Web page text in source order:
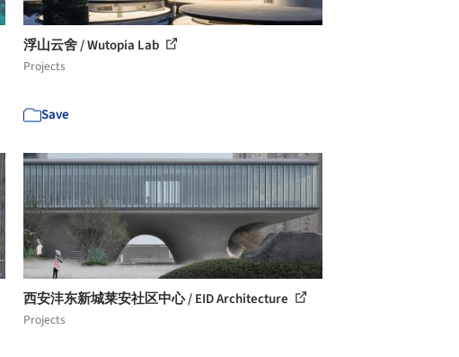
浮山云舍 / Wutopia Lab
Projects
Save
西安沣东新城莱安社区中心 / EID Architecture
Projects